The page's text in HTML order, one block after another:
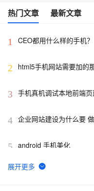
热门文章 最新文章
1 CEO都用什么样的手机？
2
html5手机网站需要加的
3 手机真机调试本地前端
4 企业网站建设为什么要
5 android 手机美化
6
电话号码正则表达式 代